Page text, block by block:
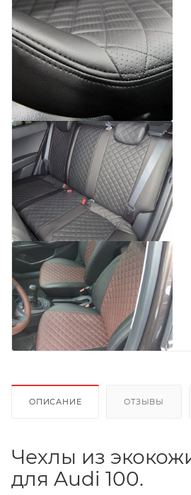
ОПИСАНИЕ ОТЗЫВЫ
Чехлы из
для Audi 100.